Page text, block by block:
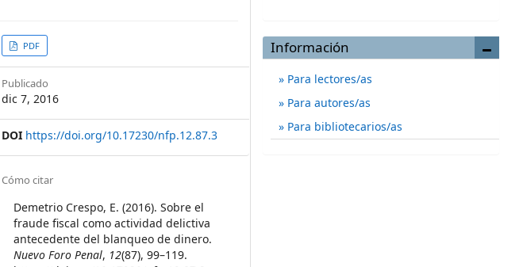
Article
Sidebar
PDF
Publicado
dic 7, 2016
DOI https://doi.org/10.17230/nfp.12.87.3
Article
Details
Cómo citar
Demetrio Crespo, E. (2016). Sobre el
fraude fiscal como actividad delictiva
antecedente del blanqueo de dinero.
Nuevo Foro Penal, 12(87), 99–119.
Información
Para lectores/as
Para autores/as
Para bibliotecarios/as